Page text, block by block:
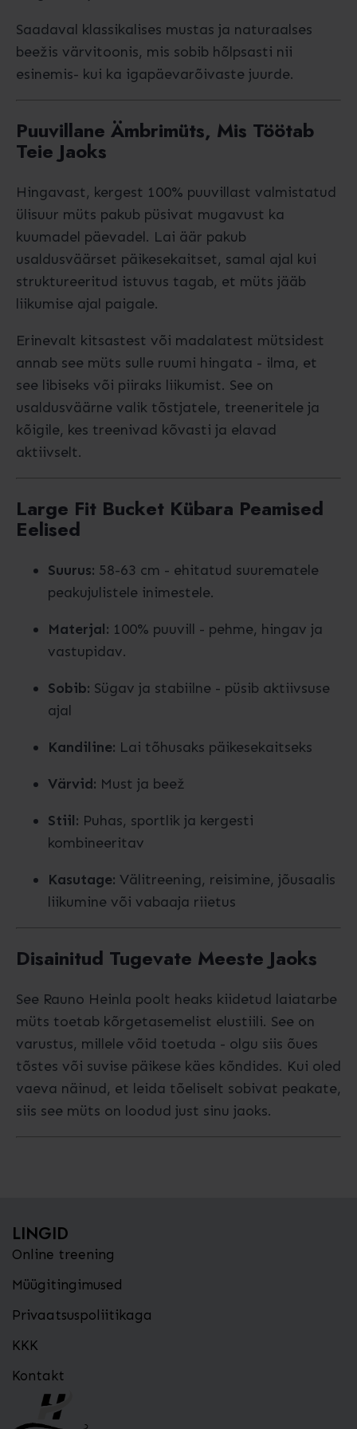
Saadaval klassikalises mustas ja naturaalses
beežis värvitoonis, mis sobib hõlpsasti nii
esinemis- kui ka igapäevarõivaste juurde.
Puuvillane Ämbrimüts, Mis Töötab
Teie Jaoks
Hingavast, kergest 100% puuvillast valmistatud
ülisuur müts pakub püsivat mugavust ka
kuumadel päevadel. Lai äär pakub
usaldusväärset päikesekaitset, samal ajal kui
struktureeritud istuvus tagab, et müts jääb
liikumise ajal paigale.
Erinevalt kitsastest või madalatest mütsidest
annab see müts sulle ruumi hingata - ilma, et
see libiseks või piiraks liikumist. See on
usaldusväärne valik tõstjatele, treeneritele ja
kõigile, kes treenivad kõvasti ja elavad
aktiivselt.
Large Fit Bucket Kübara Peamised
Eelised
Suurus: 58-63 cm - ehitatud suurematele
peakujulistele inimestele.
Materjal: 100% puuvill - pehme, hingav ja
vastupidav.
Sobib: Sügav ja stabiilne - püsib aktiivsuse
ajal
Kandiline: Lai tõhusaks päikesekaitseks
Värvid: Must ja beež
Stiil: Puhas, sportlik ja kergesti
kombineeritav
Kasutage: Välitreening, reisimine, jõusaalis
liikumine või vabaaja riietus
Disainitud Tugevate Meeste Jaoks
See Rauno Heinla poolt heaks kiidetud laiatarbe
müts toetab kõrgetasemelist elustiili. See on
varustus, millele võid toetuda - olgu siis õues
tõstes või suvise päikese käes kõndides. Kui oled
vaeva näinud, et leida tõeliselt sobivat peakate,
siis see müts on loodud just sinu jaoks.
LINGID
Online treening
Müügitingimused
Privaatsuspoliitikaga
KKK
Kontakt